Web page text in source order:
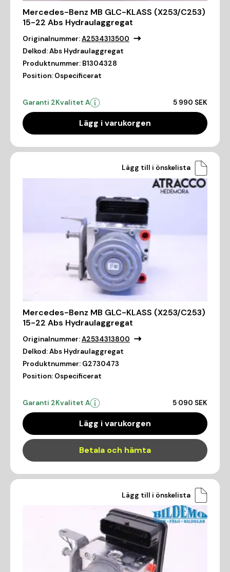
Mercedes-Benz MB GLC-KLASS (X253/C253)
15-22 Abs Hydraulaggregat
Originalnummer:A2534313500
Delkod:Abs Hydraulaggregat
Produktnummer: B1304328
Position: Ospecificerat
Garanti 2Kvalitet A 5 990 SEK
Lägg i varukorgen
Lägg till i önskelista
Mercedes-Benz MB GLC-KLASS (X253/C253)
15-22 Abs Hydraulaggregat
Originalnummer:A2534313800
Delkod:Abs Hydraulaggregat
Produktnummer: G2730473
Position: Ospecificerat
Garanti 2Kvalitet A 5 090 SEK
Lägg i varukorgen
Betala och hämta
Lägg till i önskelista